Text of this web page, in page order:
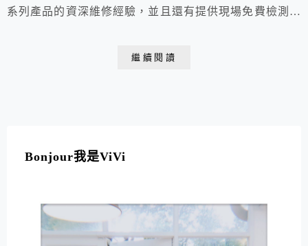
系列產品的資深維修經驗，並且還有提供現場免費檢測、
繼續閱讀
Bonjour我是ViVi